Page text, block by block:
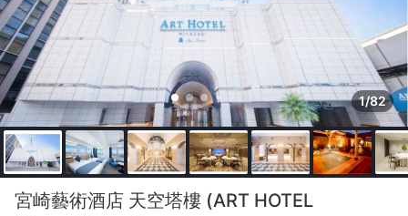
1/82
宮崎藝術酒店 天空塔樓 (ART HOTEL